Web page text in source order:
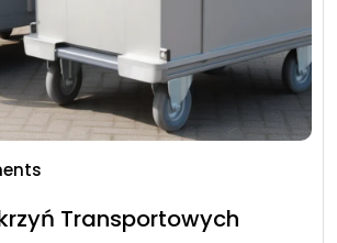
Transportowych